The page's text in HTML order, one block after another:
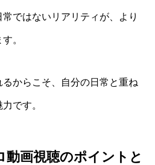
ではないリアリティが、より
。
からこそ、自分の日常と重ね
です。
動画視聴のポイントと